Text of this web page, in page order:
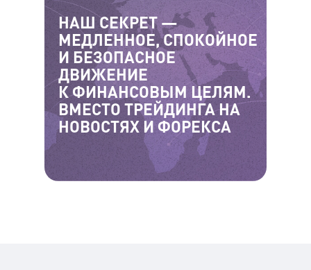
НАШ СЕКРЕТ —
МЕДЛЕННОЕ, СПОКОЙНОЕ
И БЕЗОПАСНОЕ
ДВИЖЕНИЕ
К ФИНАНСОВЫМ ЦЕЛЯМ.
ВМЕСТО ТРЕЙДИНГА НА
НОВОСТЯХ И ФОРЕКСА